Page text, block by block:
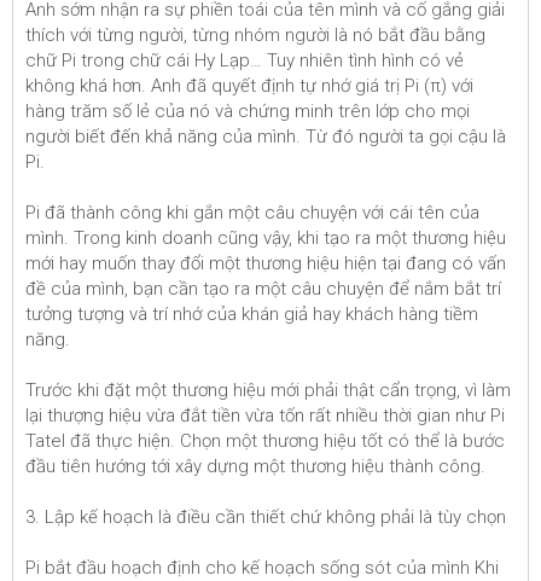
Anh sớm nhận ra sự phiền toái của tên mình và cố gắng giải
thích với từng người, từng nhóm người là nó bắt đầu bằng
chữ Pi trong chữ cái Hy Lạp… Tuy nhiên tình hình có vẻ
không khá hơn. Anh đã quyết định tự nhớ giá trị Pi (π) với
hàng trăm số lẻ của nó và chứng minh trên lớp cho mọi
người biết đến khả năng của mình. Từ đó người ta gọi cậu là
Pi.
Pi đã thành công khi gắn một câu chuyện với cái tên của
mình. Trong kinh doanh cũng vậy, khi tạo ra một thương hiệu
mới hay muốn thay đổi một thương hiệu hiện tại đang có vấn
đề của mình, bạn cần tạo ra một câu chuyện để nắm bắt trí
tưởng tượng và trí nhớ của khán giả hay khách hàng tiềm
năng.
Trước khi đặt một thương hiệu mới phải thật cẩn trọng, vì làm
lại thượng hiệu vừa đắt tiền vừa tốn rất nhiều thời gian như Pi
Tatel đã thực hiện. Chọn một thương hiệu tốt có thể là bước
đầu tiên hướng tới xây dựng một thương hiệu thành công.
3. Lập kế hoạch là điều cần thiết chứ không phải là tùy chọn
Pi bắt đầu hoạch định cho kế hoạch sống sót của mình Khi